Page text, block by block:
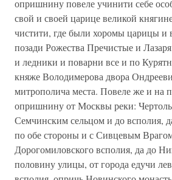
опришнину повеле учинити себе
свой и своей царице великой
чистити, где были хоромы царицы и
позади Рожества Пречистые и
и ледники и поварни все и по
княже Володимерова двора
митрополича места. Повеле же и на
опришнину от Москвы реки:
Семчинским сельцом и до всполия,
по обе стороны и с Сивцевым
Дорогомиловского всполия, да до
половину улицы, от города едучи